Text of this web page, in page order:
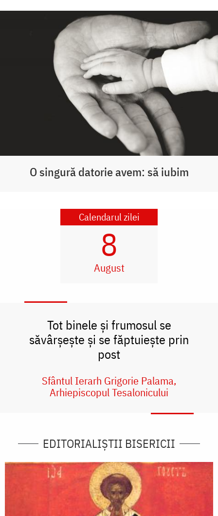
O singură datorie avem: să iubim
Calendarul zilei
8
August
Tot binele și frumosul se
săvârșește și se făptuiește prin
post
Sfântul Ierarh Grigorie Palama,
Arhiepiscopul Tesalonicului
EDITORIALIȘTII BISERICII